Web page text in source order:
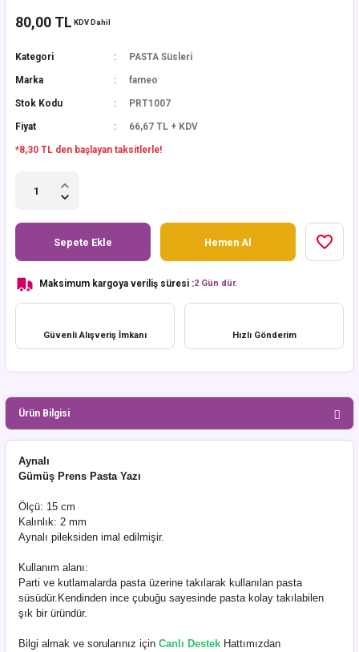
80,00 TL KDV Dahil
Kategori PASTA Süsleri
Marka fameo
Stok Kodu PRT1007
Fiyat 66,67 TL + KDV
*8,30 TL den başlayan taksitlerle!
Sepete Ekle Hemen Al
Maksimum kargoya veriliş süresi :2 Gün dür.
Güvenli Alışveriş İmkanı Hızlı Gönderim
Ürün Bilgisi
Aynalı
Gümüş Prens Pasta Yazı
Ölçü: 15 cm
Kalınlık: 2 mm
Aynalı pileksiden imal edilmişir.
Kullanım alanı:
Parti ve kutlamalarda pasta üzerine takılarak kullanılan pasta
süsüdür.Kendinden ince çubuğu sayesinde pasta kolay takılabilen
şık bir üründür.
Bilgi almak ve sorularınız için Canlı Destek Hattımızdan